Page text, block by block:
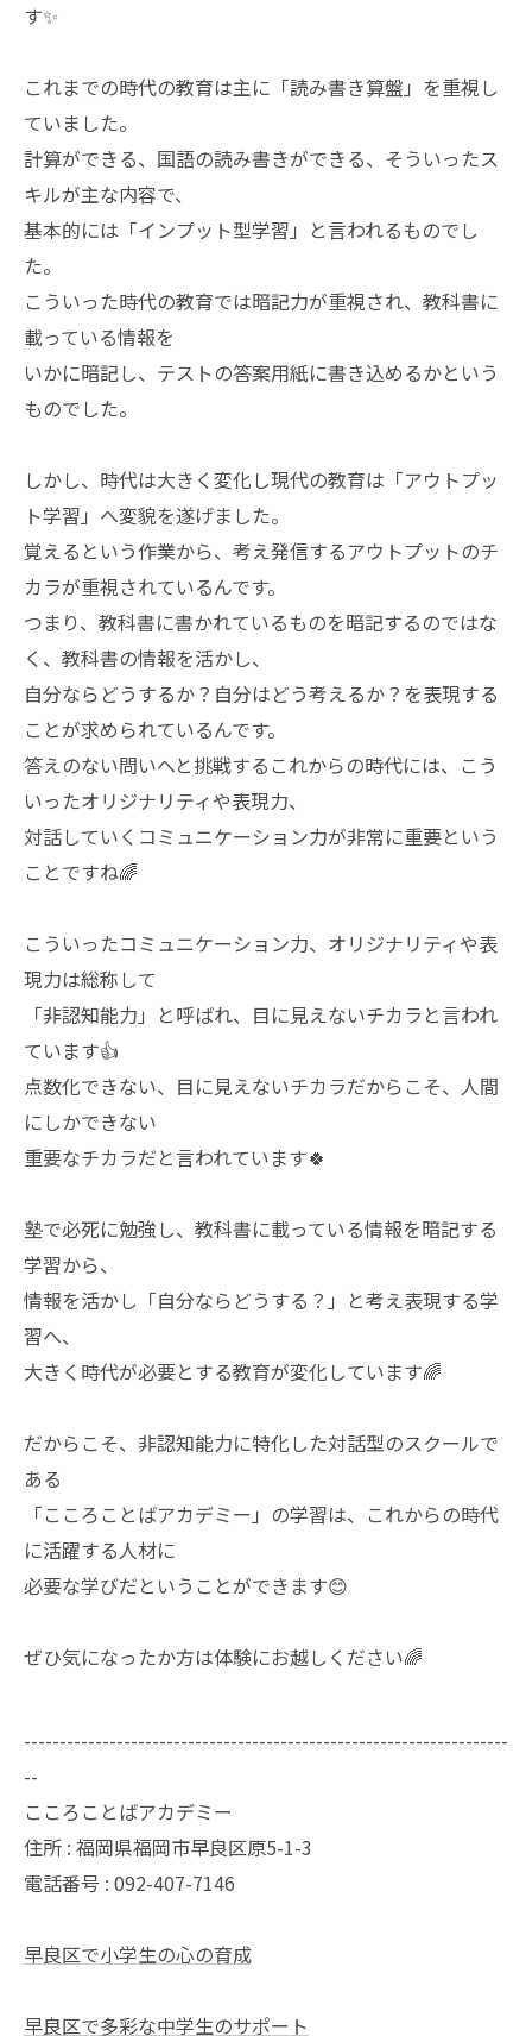
す✨
これまでの時代の教育は主に「読み書き算盤」を重視し
ていました。
計算ができる、国語の読み書きができる、そういったス
キルが主な内容で、
基本的には「インプット型学習」と言われるものでし
た。
こういった時代の教育では暗記力が重視され、教科書に
載っている情報を
いかに暗記し、テストの答案用紙に書き込めるかという
ものでした。
しかし、時代は大きく変化し現代の教育は「アウトプッ
ト学習」へ変貌を遂げました。
覚えるという作業から、考え発信するアウトプットのチ
カラが重視されているんです。
つまり、教科書に書かれているものを暗記するのではな
く、教科書の情報を活かし、
自分ならどうするか？自分はどう考えるか？を表現する
ことが求められているんです。
答えのない問いへと挑戦するこれからの時代には、こう
いったオリジナリティや表現力、
対話していくコミュニケーション力が非常に重要という
ことですね🌈
こういったコミュニケーション力、オリジナリティや表
現力は総称して
「非認知能力」と呼ばれ、目に見えないチカラと言われ
ています👍
点数化できない、目に見えないチカラだからこそ、人間
にしかできない
重要なチカラだと言われています🍀
塾で必死に勉強し、教科書に載っている情報を暗記する
学習から、
情報を活かし「自分ならどうする？」と考え表現する学
習へ、
大きく時代が必要とする教育が変化しています🌈
だからこそ、非認知能力に特化した対話型のスクールで
ある
「こころことばアカデミー」の学習は、これからの時代
に活躍する人材に
必要な学びだということができます😊
ぜひ気になったか方は体験にお越しください🌈
--------------------------------------------------------------------
--
こころことばアカデミー
住所 : 福岡県福岡市早良区原5-1-3
電話番号 : 092-407-7146
早良区で小学生の心の育成
早良区で多彩な中学生のサポート